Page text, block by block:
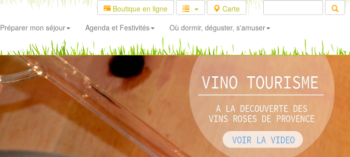
Boutique en ligne
Carte
Préparer mon séjour Agenda et Festivités Où dormir, déguster, s'amuser